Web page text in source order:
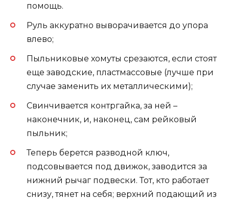
помощь.
Руль аккуратно выворачивается до упора
влево;
Пыльниковые хомуты срезаются, если стоят
еще заводские, пластмассовые (лучше при
случае заменить их металлическими);
Свинчивается контргайка, за ней –
наконечник, и, наконец, сам рейковый
пыльник;
Теперь берется разводной ключ,
подсовывается под движок, заводится за
нижний рычаг подвески. Тот, кто работает
снизу, тянет на себя; верхний подающий из